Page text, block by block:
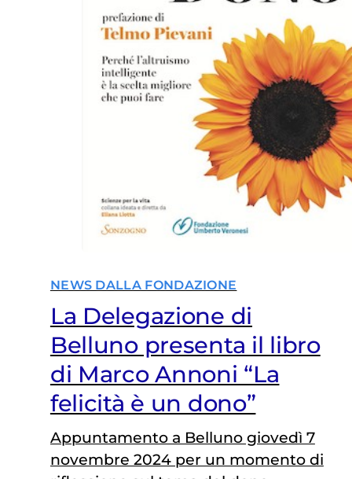
NEWS DALLA FONDAZIONE
La Delegazione di
Belluno presenta il libro
di Marco Annoni “La
felicità è un dono”
Appuntamento a Belluno giovedì 7
novembre 2024 per un momento di